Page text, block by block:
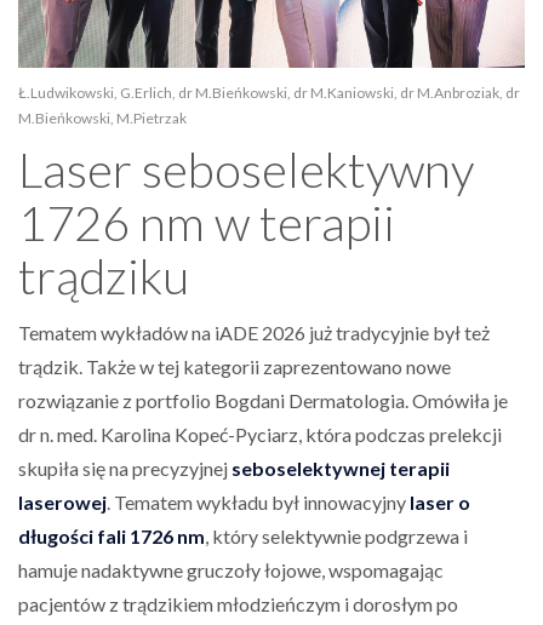
Ł.Ludwikowski, G.Erlich, dr M.Bieńkowski, dr M.Kaniowski, dr M.Anbroziak, dr
M.Bieńkowski, M.Pietrzak
Laser seboselektywny
1726 nm w terapii
trądziku
Tematem wykładów na iADE 2026 już tradycyjnie był też
trądzik. Także w tej kategorii zaprezentowano nowe
rozwiązanie z portfolio Bogdani Dermatologia. Omówiła je
dr n. med. Karolina Kopeć-Pyciarz, która podczas prelekcji
skupiła się na precyzyjnej seboselektywnej terapii
laserowej. Tematem wykładu był innowacyjny laser o
długości fali 1726 nm, który selektywnie podgrzewa i
hamuje nadaktywne gruczoły łojowe, wspomagając
pacjentów z trądzikiem młodzieńczym i dorosłym po